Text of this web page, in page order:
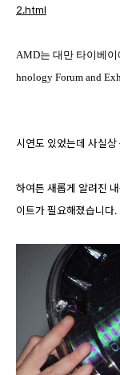
2.html
AMD는 대만 타이베
hnology Forum and
시연도 있었는데 사실
하여튼 새롭게 알려진
이트가 필요해졌습니다.